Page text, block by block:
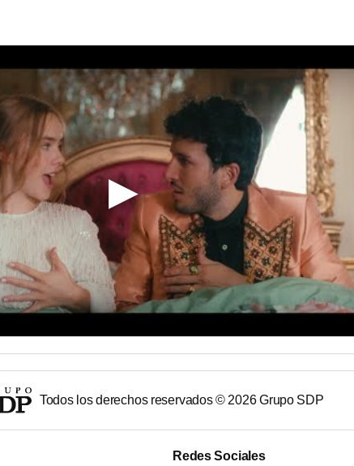
Todos los derechos reservados © 2026Grupo SDP
Redes Sociales